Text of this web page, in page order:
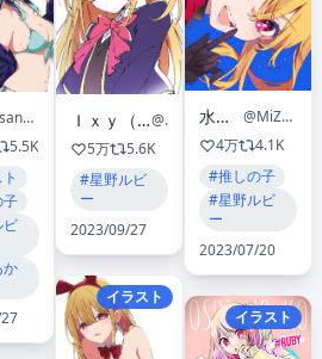
@Kusana47454281
5.5K
子
ビ
か
Ｉｘｙ（いくしー）
@Ixy
5万
5.6K
#星野ルビ
ー
2023/09/27
イラスト
水ちゃん
@MiZu_N57
4万
4.1K
#推しの子
#星野ルビ
ー
2023/07/20
イラスト